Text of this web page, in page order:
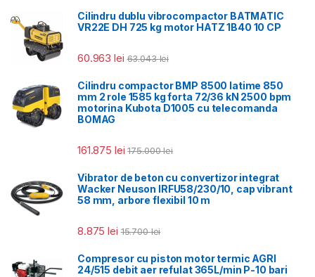
Cilindru dublu vibrocompactor BATMATIC
VR22E DH 725 kg motor HATZ 1B40 10 CP
60.963lei 63.043lei
Cilindru compactor BMP 8500 latime 850
mm 2 role 1585 kg forta 72/36 kN 2500 bpm
motorina Kubota D1005 cu telecomanda
BOMAG
161.875 lei 175.000lei
Vibrator de beton cu convertizor integrat
Wacker Neuson IRFU58/230/10, cap vibrant
58 mm, arbore flexibil 10 m
8.875lei 15.700lei
Compresor cu piston motor termic AGRI
24/515 debit aer refulat 365L/min P-10 bari